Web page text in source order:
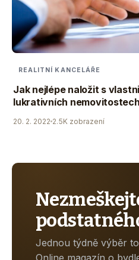
REALITNÍ KANCELÁŘE
Jak nejlépe naložit s
lukrativních
20. 2. 2022 2.5K zobrazení
Jednou týdně výběr